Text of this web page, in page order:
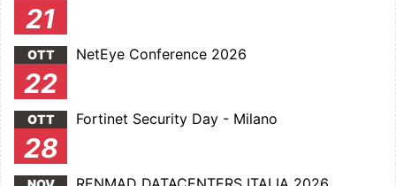
21
OTT
22
NetEye Conference 2026
OTT
28
Fortinet Security Day - Milano